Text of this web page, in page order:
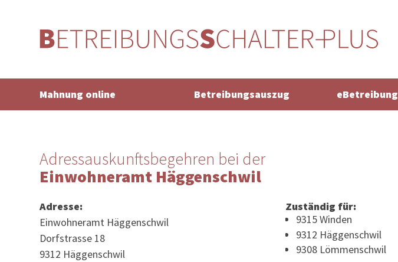
Mahnung online Betreibungsauszug eBetreibung
Adressauskunftsbegehren bei der
Einwohneramt Häggenschwil
Adresse:
Einwohneramt Häggenschwil
Dorfstrasse 18
9312 Häggenschwil
Zuständig für:
9315 Winden
9312 Häggenschwil
9308 Lömmenschwil